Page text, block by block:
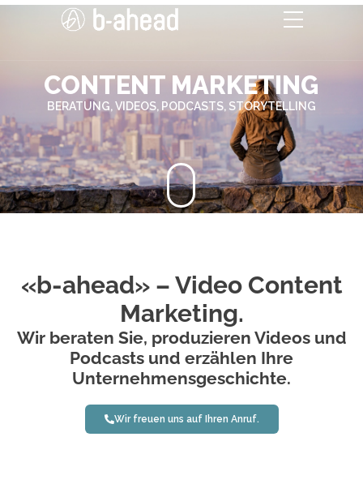
BERATUNG, VIDEOS, PODCASTS, STORYTELLING
CONTENT MARKETING
«b-ahead» – Video Content
Marketing.
Wir beraten Sie, produzieren Videos und
Podcasts und erzählen Ihre
Unternehmensgeschichte.
Wir freuen uns auf Ihren Anruf.